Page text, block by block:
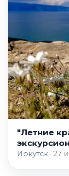
"Летние
Иркутск · 27